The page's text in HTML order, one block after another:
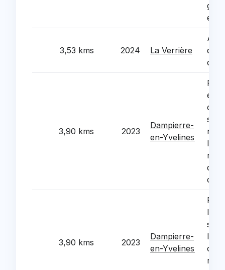
3,53 kms 2024 La Verrière
des
3,90 kms 2023
Dampierre-
en-Yvelines
3,90 kms 2023
Dampierre-
en-Yvelines
sur
la